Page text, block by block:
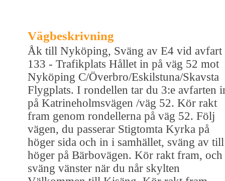
Vägbeskrivning
Åk till Nyköping, Sväng av E4 vid avfart
133 - Trafikplats Hållet in på väg 52 mot
Nyköping C/Överbro/Eskilstuna/Skavsta
Flygplats. I rondellen tar du 3:e avfarten
på Katrineholmsvägen /väg 52. Kör rakt
fram genom rondellerna på väg 52. Följ
vägen, du passerar Stigtomta Kyrka på
höger sida och in i samhället, sväng av till
höger på Bärbovägen. Kör rakt fram, och
sväng vänster när du når skylten